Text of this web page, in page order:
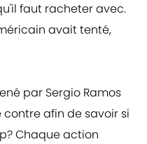
faut racheter avec.
avait tenté,
par Sergio Ramos
afin de savoir si
Chaque action